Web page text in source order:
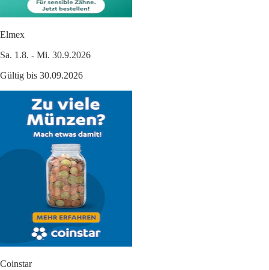
Elmex
Sa. 1.8. - Mi. 30.9.2026
Gültig bis 30.09.2026
Coinstar